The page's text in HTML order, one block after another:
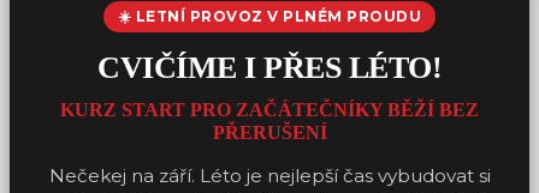
☀️ LETNÍ PROVOZ V PLNÉM PROUDU
CVIČÍME I PŘES LÉTO!
KURZ START PRO ZAČÁTEČNÍKY BĚŽÍ BEZ
PŘERUŠENÍ
Nečekej na září. Léto je nejlepší čas vybudovat si